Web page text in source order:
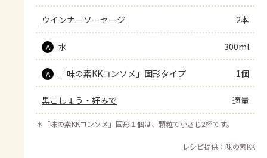
ウインナーソーセージ 2本
A 水 300ml
A 「味の素KKコンソメ」固形タイプ 1個
黒こしょう・好みで 適量
＊ 「味の素KKコンソメ」固形１個は、顆粒で小さじ2杯です。
レシピ提供：味の素KK